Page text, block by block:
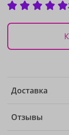
Доставка
Отзывы